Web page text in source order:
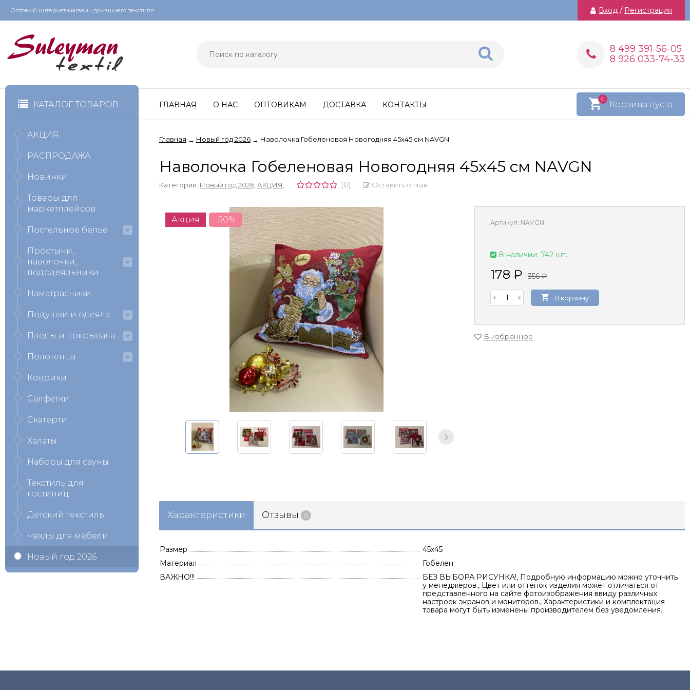
Оптовый интернет-магазин домашнего текстиля Вход / Регистрация
8 499 391-56-05
8 926 033-74-33
КАТАЛОГ ТОВАРОВ Корзина пуста
0
ГЛАВНАЯ О НАС ОПТОВИКАМ ДОСТАВКА КОНТАКТЫ
Главная → Новый год 2026 → Наволочка Гобеленовая Новогодняя 45х45 см NAVGN
Наволочка Гобеленовая Новогодняя 45х45 см NAVGN
Категории: Новый год 2026 АКЦИЯ (0) Оставить отзыв
Акция -50% Артикул: NAVGN
В наличии: 742 шт.
178₽ 356₽
В корзину
В избранное
Характеристики Отзывы 0
Размер
45х45
Материал
Гобелен
ВАЖНО!!!
БЕЗ ВЫБОРА РИСУНКА!, Подробную информацию можно уточнить
у менеджеров., Цвет или оттенок изделия может отличаться от
представленного на сайте фотоизображения ввиду различных
настроек экранов и мониторов., Характеристики и комплектация
товара могут быть изменены производителем без уведомления.
АКЦИЯ
РАСПРОДАЖА
Новинки
Товары для
маркетплейсов
Постельное белье
Простыни,
наволочки,
пододеяльники
Наматрасники
Подушки и одеяла
Пледы и покрывала
Полотенца
Коврики
Салфетки
Скатерти
Халаты
Наборы для сауны
Текстиль для
гостиниц
Детский текстиль
Чехлы для мебели
Новый год 2026